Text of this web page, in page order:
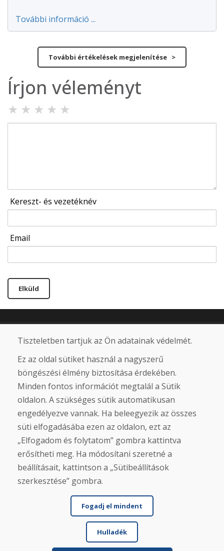
További információ ...
További értékelések megjelenítése >
Írjon véleményt
★ ★ ★ ★ ★
Kereszt- és vezetéknév
Email
Elküld
+421 919 282 306
info@domivosport.hu
Rólunk
Blog
Rólunk
Üzlet
Érintkezés
Vásárlás
Eshop
Felhasználási feltételek
Szállítás
Fizetés
Panasz
Áruk visszaküldése és cseréje
Adatvédelmi irányelvek
Tiszteletben tartjuk az Ön adatainak védelmét.
Ez az oldal sütiket használ a nagyszerű
böngészési élmény biztosítása érdekében.
Minden fontos információt megtalál a Sütik
oldalon. A szükséges sütik automatikusan
engedélyezve vannak. Ha beleegyezik az összes
süti elfogadásába ezen az oldalon, ezt az
„Elfogadom és folytatom” gombra kattintva
erősítheti meg. Ha módosítani szeretné a
beállításait, kattintson a „Sütibeállítások
szerkesztése” gombra.
Fogadj el mindent
Hulladék